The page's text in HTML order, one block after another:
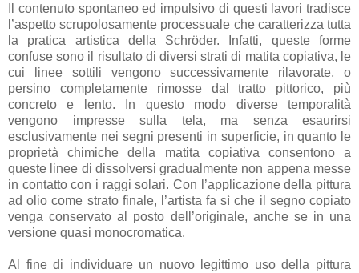
Il contenuto spontaneo ed impulsivo di questi lavori tradisce
l’aspetto scrupolosamente processuale che caratterizza tutta
la pratica artistica della Schröder. Infatti, queste forme
confuse sono il risultato di diversi strati di matita copiativa, le
cui linee sottili vengono successivamente rilavorate, o
persino completamente rimosse dal tratto pittorico, più
concreto e lento. In questo modo diverse temporalità
vengono impresse sulla tela, ma senza esaurirsi
esclusivamente nei segni presenti in superficie, in quanto le
proprietà chimiche della matita copiativa consentono a
queste linee di dissolversi gradualmente non appena messe
in contatto con i raggi solari. Con l’applicazione della pittura
ad olio come strato finale, l’artista fa sì che il segno copiato
venga conservato al posto dell’originale, anche se in una
versione quasi monocromatica.
Al fine di individuare un nuovo legittimo uso della pittura